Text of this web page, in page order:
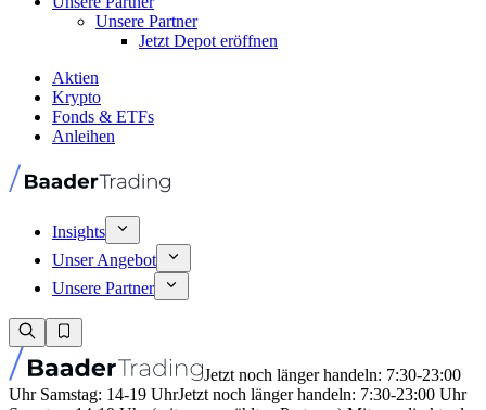
Unsere Partner
Jetzt Depot eröffnen
Aktien
Krypto
Fonds & ETFs
Anleihen
Insights
Unser Angebot
Unsere Partner
Jetzt noch länger handeln: 7:30-23:00
Uhr Samstag: 14-19 UhrJetzt noch länger handeln: 7:30-23:00 Uhr